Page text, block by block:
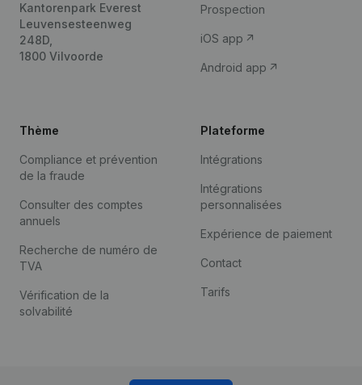
Kantorenpark Everest
Leuvensesteenweg
248D,
1800 Vilvoorde
Prospection
iOS app
Android app
Thème
Compliance et prévention
de la fraude
Consulter des comptes
annuels
Recherche de numéro de
TVA
Vérification de la
solvabilité
Plateforme
Intégrations
Intégrations
personnalisées
Expérience de paiement
Contact
Tarifs